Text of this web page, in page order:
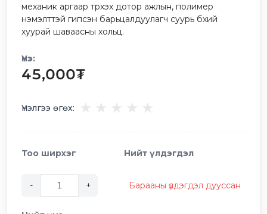
механик аргаар түрхэх дотор ажлын, полимер
нэмэлттэй гипсэн барьцалдуулагч суурь бүхий
хуурай шаваасны хольц.
Үнэ:
45,000₮
Үнэлгээ өгөх:
Тоо ширхэг
- +
Нийт үлдэгдэл
Барааны үлдэгдэл дууссан